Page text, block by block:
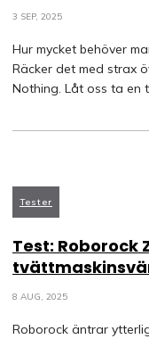
3 SEP, 2025
Hur mycket behöver
Räcker det med strax
Nothing. Låt oss ta en
Tester
Test: Roborock
8 AUG, 2025
Roborock äntrar